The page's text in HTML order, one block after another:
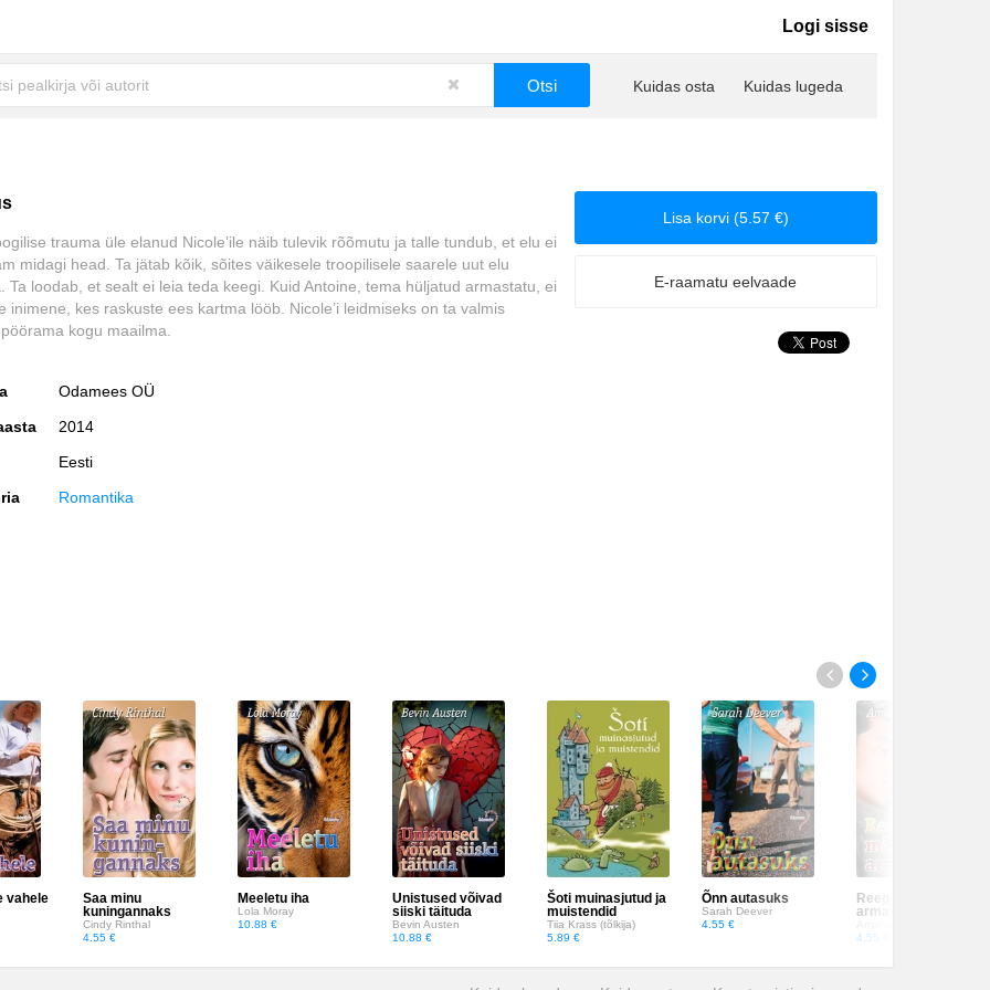
Logi sisse
Kuidas osta Kuidas lugeda
Lisa korvi (5.57 €)
E-raamatu eelvaade
trauma üle elanud Nicole’ile näib tulevik rõõmutu ja talle tundub, et elu ei
midagi head. Ta jätab kõik, sõites väikesele troopilisele saarele uut elu
Ta loodab, et sealt ei leia teda keegi. Kuid Antoine, tema hüljatud armastatu, ei
inimene, kes raskuste ees kartma lööb. Nicole’i leidmiseks on ta valmis
kogu maailma.
Odamees OÜ
2014
Eesti
Romantika
vahele
Saa minu
kuningannaks
Cindy Rinthal
4.55 €
Meeletu iha
Lola Moray
10.88 €
Unistused võivad
siiski täituda
Bevin Austen
10.88 €
Šoti muinasjutud ja
muistendid
Tiia Krass (tõlkija)
5.89 €
Õnn autasuks
Sarah Deever
4.55 €
Reeglid määrab
armastus
4.55 €